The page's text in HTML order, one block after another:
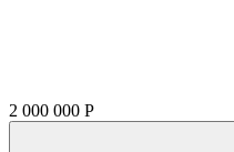
2 000 000 Р